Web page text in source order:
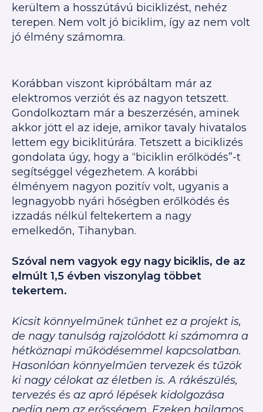
kerültem a hosszútávú biciklizést, nehéz
terepen. Nem volt jó biciklim, így az nem volt
jó élmény számomra.
Korábban viszont kipróbáltam már az
elektromos verziót és az nagyon tetszett.
Gondolkoztam már a beszerzésén, aminek
akkor jött el az ideje, amikor tavaly hivatalos
lettem egy biciklitúrára. Tetszett a biciklizés
gondolata úgy, hogy a “biciklin erőlködés”-t
segítséggel végezhetem. A korábbi
élményem nagyon pozitív volt, ugyanis a
legnagyobb nyári hőségben erőlködés és
izzadás nélkül feltekertem a nagy
emelkedőn, Tihanyban.
Szóval nem vagyok egy nagy biciklis, de az
elmúlt 1,5 évben viszonylag többet
tekertem.
Kicsit könnyelműnek tűnhet ez a projekt is,
de nagy tanulság rajzolódott ki számomra a
hétköznapi működésemmel kapcsolatban.
Hasonlóan könnyelműen tervezek és tűzök
ki nagy célokat az életben is. A rákészülés,
tervezés és az apró lépések kidolgozása